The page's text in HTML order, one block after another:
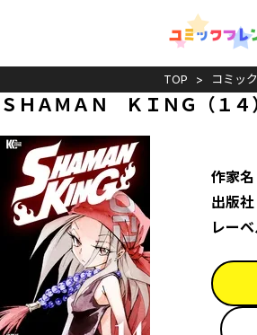
TOP コミック
ＳＨＡＭＡＮ ＫＩＮＧ（１４
作家名
出版社
レーベ